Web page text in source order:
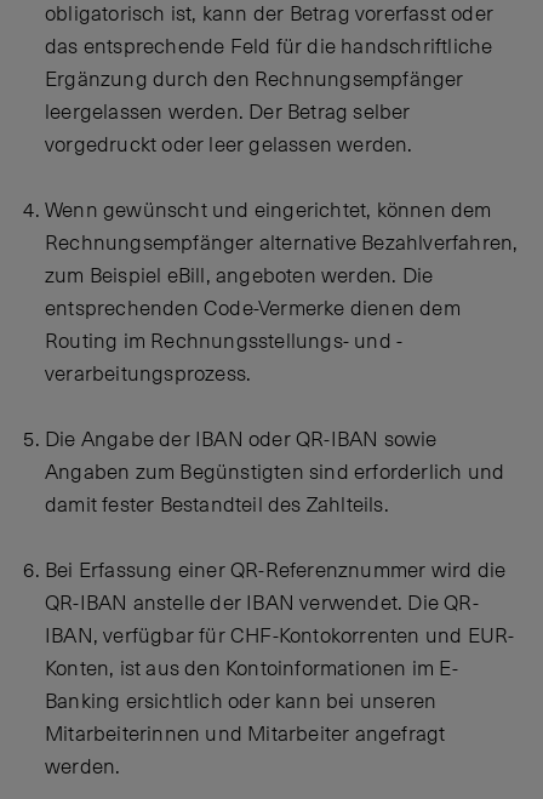
obligatorisch ist, kann der Betrag vorerfasst oder
das entsprechende Feld für die handschriftliche
Ergänzung durch den Rechnungsempfänger
leergelassen werden. Der Betrag selber
vorgedruckt oder leer gelassen werden.
Wenn gewünscht und eingerichtet, können dem
Rechnungsempfänger alternative Bezahlverfahren,
zum Beispiel eBill, angeboten werden. Die
entsprechenden Code-Vermerke dienen dem
Routing im Rechnungsstellungs- und -
verarbeitungsprozess.
Die Angabe der IBAN oder QR-IBAN sowie
Angaben zum Begünstigten sind erforderlich und
damit fester Bestandteil des Zahlteils.
Bei Erfassung einer QR-Referenznummer wird die
QR-IBAN anstelle der IBAN verwendet. Die QR-
IBAN, verfügbar für CHF-Kontokorrenten und EUR-
Konten, ist aus den Kontoinformationen im E-
Banking ersichtlich oder kann bei unseren
Mitarbeiterinnen und Mitarbeiter angefragt
werden.